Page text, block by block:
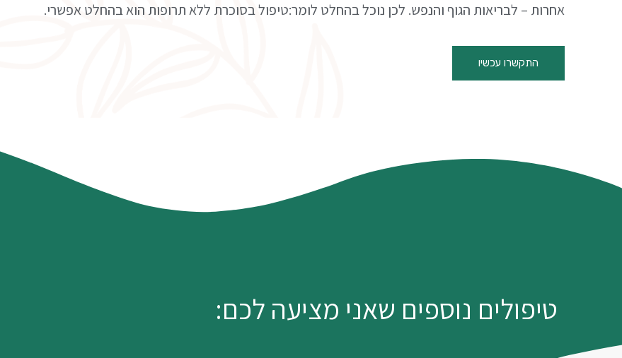
אחרות – לבריאות הגוף והנפש. לכן נוכל בהחלט לומר:טיפול בסוכרת ללא תרופות הוא בהחלט אפשרי.
התקשרו עכשיו
טיפולים נוספים שאני מציעה לכם: